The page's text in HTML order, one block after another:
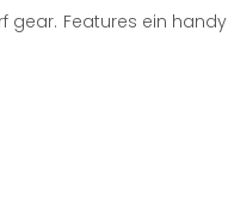
Features ein